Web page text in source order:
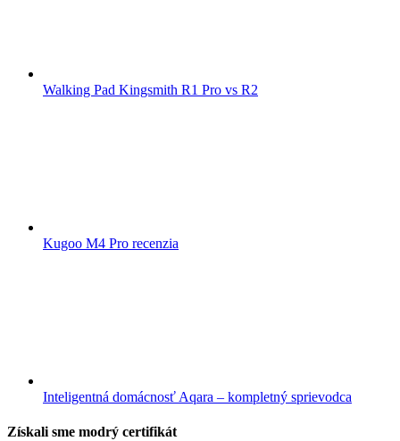
Walking Pad Kingsmith R1 Pro vs R2
Kugoo M4 Pro recenzia
Inteligentná domácnosť Aqara – kompletný sprievodca
Získali sme modrý certifikát